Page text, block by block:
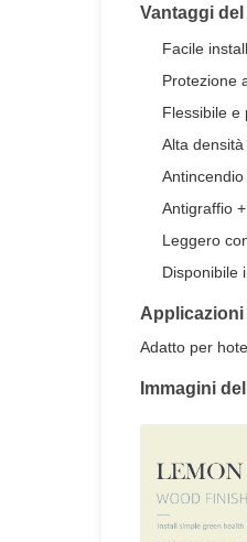
Vantaggi
Facile
Protezione
Flessibile e
Alta
Antigraffio
Leggero
Disponibile
Applicazioni
Adatto per
Immagini